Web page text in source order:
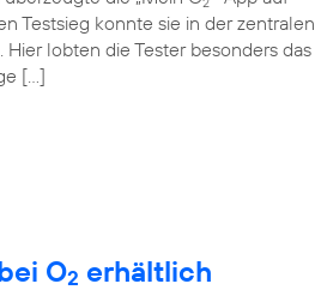
Testsieg konnte sie in der zentralen
lobten die Tester besonders das
[…]
O2 erhältlich